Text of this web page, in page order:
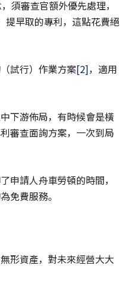
須審查官額外優先處理，
提早取的專利，這點花費絕
試行）作業方案[2]，適用
下游佈局，有時候會是橫
審查面詢方案，一次到局
申請人舟車勞頓的時間，
免費服務。
形資產，對未來經營大大